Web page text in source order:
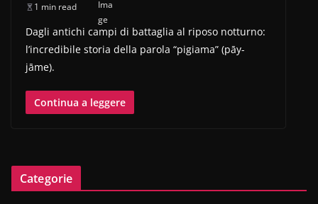
1 min read
Dagli antichi campi di battaglia al riposo notturno:
l’incredibile storia della parola “pigiama” (pāy-
jāme).
Continua a leggere
Categorie